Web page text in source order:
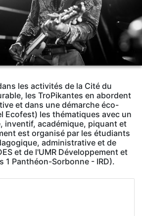
les activités de la Cité du
les TroPikantes en abordent
et dans une démarche éco-
Ecofest) les thématiques avec un
inventif, académique, piquant et
est organisé par les étudiants
administrative et de
et de l'UMR Développement et
1 Panthéon-Sorbonne - IRD).